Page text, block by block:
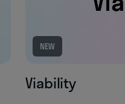
NEW
Viability